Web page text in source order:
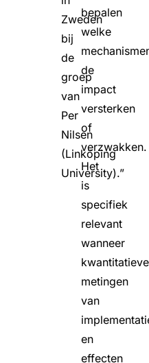
Zweden
bij
de
groep
van
Per
Nilsen
(Linköping
University).”
bepalen
welke
de
impact
versterken
of
verzwakken.
Het
is
specifiek
relevant
wanneer
kwantitatieve
metingen
van
en
effecten